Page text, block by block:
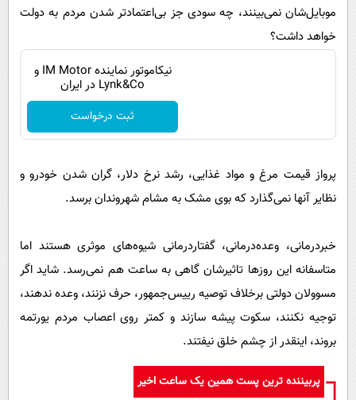
موبایل‌شان نمی‌بینند، چه سودی جز بی‌اعتمادتر شدن مردم به دولت
خواهد داشت؟
نیکاموتور نماینده IM Motor و
Lynk&Co در ایران
ثبت درخواست
پرواز قیمت مرغ و مواد غذایی، رشد نرخ دلار، گران شدن خودرو و
نظایر آنها نمی‌گذارد که بوی مشک به مشام شهروندان برسد.
خبردرمانی، وعده‌درمانی، گفتاردرمانی شیوه‌های موثری هستند اما
متاسفانه این روزها تاثیرشان گاهی به ساعت هم نمی‌رسد. شاید اگر
مسوولان دولتی برخلاف توصیه رییس‌جمهور، حرف نزنند، وعده ندهند،
توجیه نکنند، سکوت پیشه سازند و کمتر روی اعصاب مردم یورتمه
بروند، اینقدر از چشم خلق نیفتند.
پربیننده ترین پست همین یک ساعت اخیر